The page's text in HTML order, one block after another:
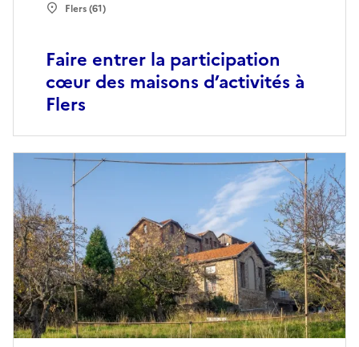
Faire entrer la participation
cœur des maisons d’activités à
Flers
Flers (61)